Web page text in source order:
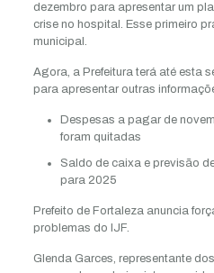
dezembro para apresentar um
crise no hospital. Esse primeiro
municipal.
Agora, a Prefeitura terá até esta
para apresentar outras
Despesas a pagar de
foram quitadas
Saldo de caixa e previsão
para 2025
Prefeito de Fortaleza anuncia
problemas do IJF.
Glenda Garces, representante